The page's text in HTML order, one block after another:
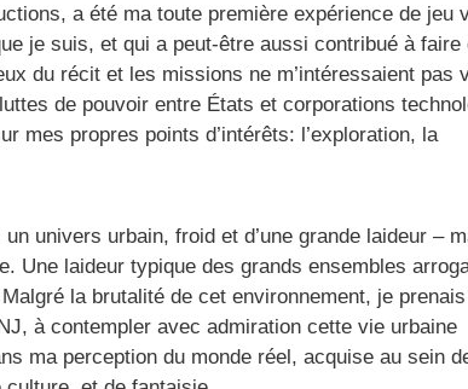
a été ma toute première expérience de jeu
je suis, et qui a peut-être aussi contribué à faire
du récit et les missions ne m’intéressaient pas
de pouvoir entre États et corporations
mes propres points d’intérêts: l’exploration, la
univers urbain, froid et d’une grande laideur –
Une laideur typique des grands ensembles
la brutalité de cet environnement, je
à contempler avec admiration cette vie urbaine
ma perception du monde réel, acquise au sein